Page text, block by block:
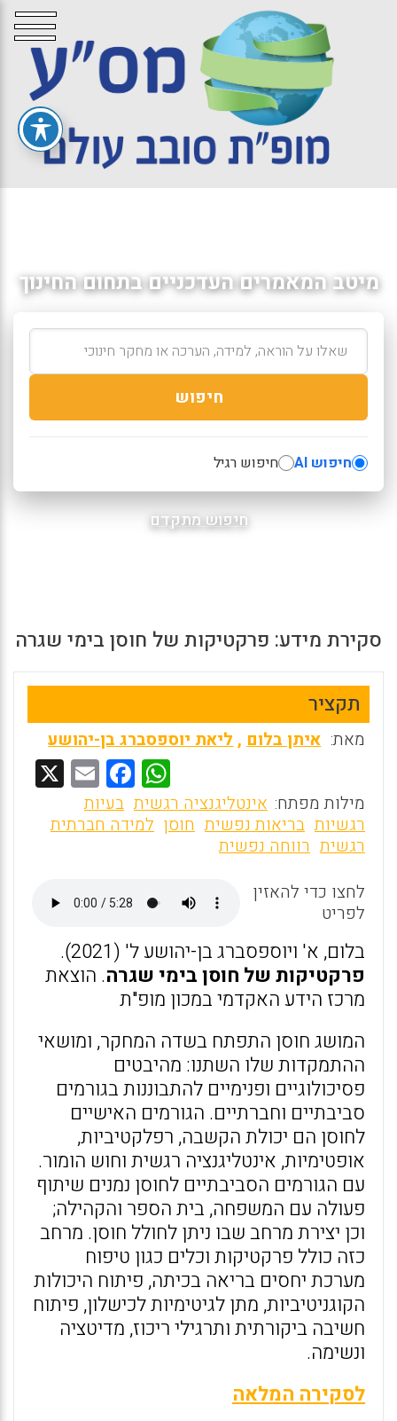
מיטב המאמרים העדכניים בתחום החינוך
חיפוש
חיפוש AI חיפוש רגיל
חיפוש מתקדם
סקירת מידע: פרקטיקות של חוסן בימי שגרה
תקציר
מאת: איתן בלום,ליאת יוספסברג בן-יהושע
W
h
at
A
p
p
F
a
ce
o
o
k
E
m
ai
מילות מפתח: אינטליגנציה רגשית בעיות
רגשיות בריאות נפשית חוסן למידה חברתית
רגשית רווחה נפשית
לחצו כדי להאזין
לפריט
בלום, א' ויוספסברג בן-יהושע ל' (2021).
פרקטיקות של חוסן בימי שגרה. הוצאת
מרכז הידע האקדמי במכון מופ"ת
המושג חוסן התפתח בשדה המחקר, ומושאי
ההתמקדות שלו השתנו: מהיבטים
פסיכולוגיים ופנימיים להתבוננות בגורמים
סביבתיים וחברתיים. הגורמים האישיים
לחוסן הם יכולת הקשבה, רפלקטיביות,
אופטימיות, אינטליגנציה רגשית וחוש הומור.
עם הגורמים הסביבתיים לחוסן נמנים שיתוף
פעולה עם המשפחה, בית הספר והקהילה;
וכן יצירת מרחב שבו ניתן לחולל חוסן. מרחב
כזה כולל פרקטיקות וכלים כגון טיפוח
מערכת יחסים בריאה בכיתה, פיתוח היכולות
הקוגניטיביות, מתן לגיטימיות לכישלון, פיתוח
חשיבה ביקורתית ותרגילי ריכוז, מדיטציה
ונשימה.
לסקירה המלאה